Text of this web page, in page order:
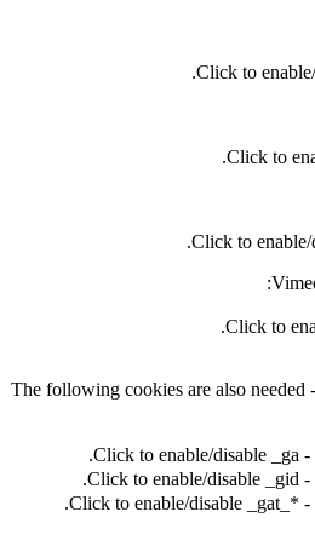
The following cookies
Click to
Click to
Click to enable/